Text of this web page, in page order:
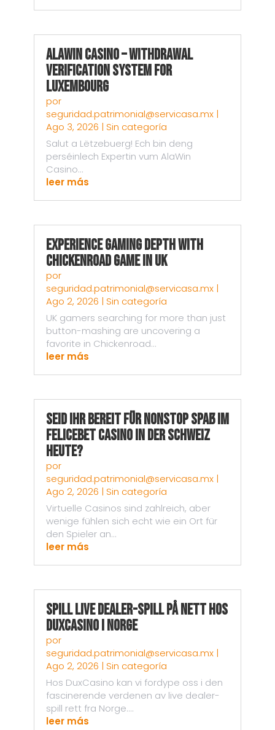
AlaWin Casino – Withdrawal
Verification System for
Luxembourg
por
seguridad.patrimonial@servicasa.mx|
Ago 3, 2026 | Sin categoría
Salut a Lëtzebuerg! Ech bin deng
perséinlech Expertin vum AlaWin
Casino...
leer más
Experience Gaming Depth with
Chickenroad Game in UK
por
seguridad.patrimonial@servicasa.mx|
Ago 2, 2026 | Sin categoría
UK gamers searching for more than just
button-mashing are uncovering a
favorite in Chickenroad...
leer más
Seid ihr bereit für nonstop Spaß im
Felicebet Casino in der Schweiz
heute?
por
seguridad.patrimonial@servicasa.mx|
Ago 2, 2026 | Sin categoría
Virtuelle Casinos sind zahlreich, aber
wenige fühlen sich echt wie ein Ort für
den Spieler an...
leer más
Spill live dealer-spill på nett hos
DuxCasino i Norge
por
seguridad.patrimonial@servicasa.mx|
Ago 2, 2026 | Sin categoría
Hos DuxCasino kan vi fordype oss i den
fascinerende verdenen av live dealer-
spill rett fra Norge....
leer más